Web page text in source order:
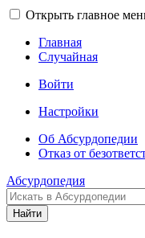
Открыть главное
Главная
Случайная
Войти
Настройки
Об Абсурдопедии
Отказ от
Абсурдопедия
Найти